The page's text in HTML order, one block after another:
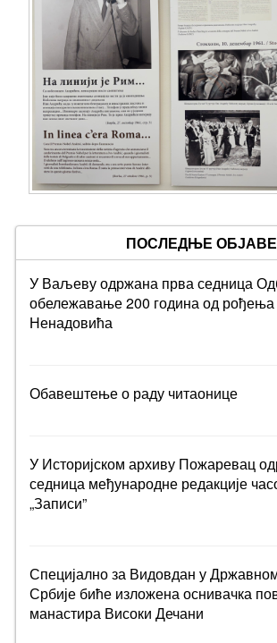
ПОСЛЕДЊЕ ОБЈАВЕ
У Ваљеву одржана прва седница
обележавање 200 година од
Ненадовића
Обавештење о раду читаонице
У Историјском архиву Пожаревац
седница међународне редакције
„Записи”
Специјално за Видовдан у
Србије биће изложена оснивачка
манастира Високи Дечани